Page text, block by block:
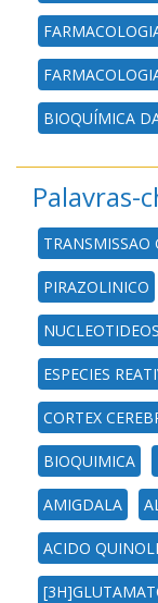
BIOQUÍMICA
Palavras-
TRANSMISSAO
PIRAZOLINICO
ESPECIES
CORTEX
BIOQUIMICA
AMIGDALA
ACIDO